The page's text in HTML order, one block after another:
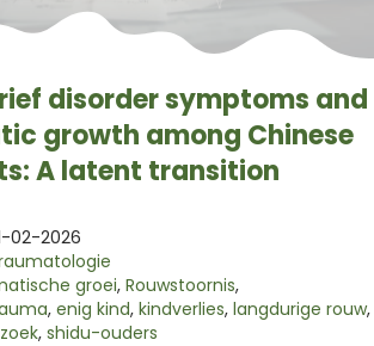
disorder symptoms and
growth among Chinese
A latent transition
02-2026
groei, Rouwstoornis,
, enig kind, kindverlies, langdurige rouw,
, shidu-ouders